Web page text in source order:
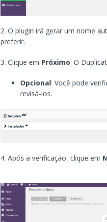
2. O plugin irá gerar um nome
preferir.
3. Clique em Próximo. O
Opcional: Você pode
revisá-los.
4. Após a verificação, clique em